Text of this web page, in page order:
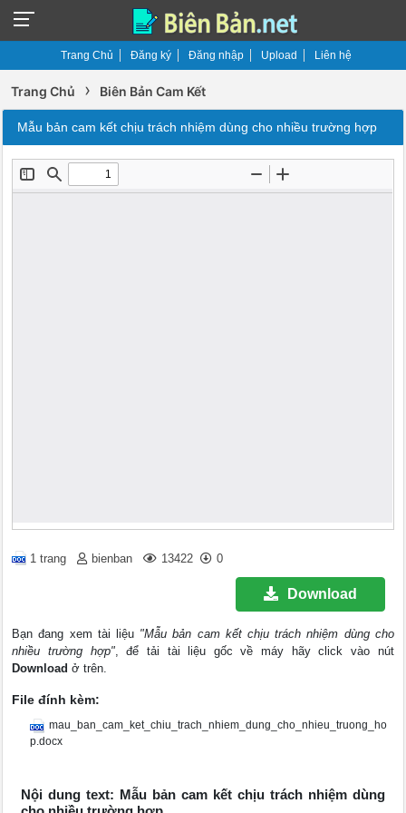
Trang Chủ Đăng ký Đăng nhập Upload Liên hệ
Trang Chủ › Biên Bản Cam Kết
Mẫu bản cam kết chịu trách nhiệm dùng cho nhiều trường hợp
1 trang bienban 13422 0
Download
Bạn đang xem tài liệu "Mẫu bản cam kết chịu trách nhiệm dùng cho
nhiều trường hợp", để tải tài liệu gốc về máy hãy click vào nút
Download ở trên.
File đính kèm:
mau_ban_cam_ket_chiu_trach_nhiem_dung_cho_nhieu_truong_ho
p.docx
Nội dung text: Mẫu bản cam kết chịu trách nhiệm dùng